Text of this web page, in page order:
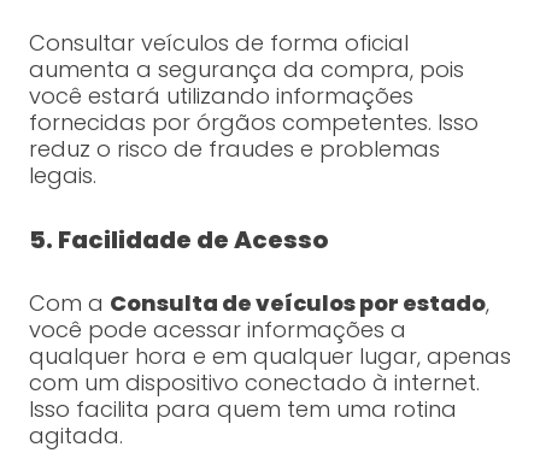
Consultar veículos de forma oficial
aumenta a segurança da compra, pois
você estará utilizando informações
fornecidas por órgãos competentes. Isso
reduz o risco de fraudes e problemas
legais.
5. Facilidade de Acesso
Com a Consulta de veículos por estado,
você pode acessar informações a
qualquer hora e em qualquer lugar, apenas
com um dispositivo conectado à internet.
Isso facilita para quem tem uma rotina
agitada.